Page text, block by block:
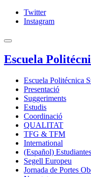
Twitter
Instagram
Escuela
Escuela Politécnica
Presentació
Suggeriments
Estudis
Coordinació
QUALITAT
TFG & TFM
International
(Español) Estudiantes
Segell Europeu
Jornada de Portes